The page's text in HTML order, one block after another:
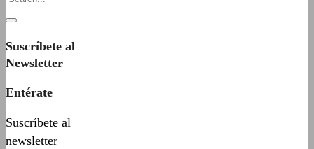
Suscríbete al
Newsletter
Entérate
Suscríbete al
newsletter